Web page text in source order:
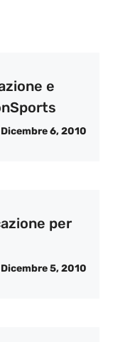
e
Dicembre 6, 2010
per
Dicembre 5, 2010